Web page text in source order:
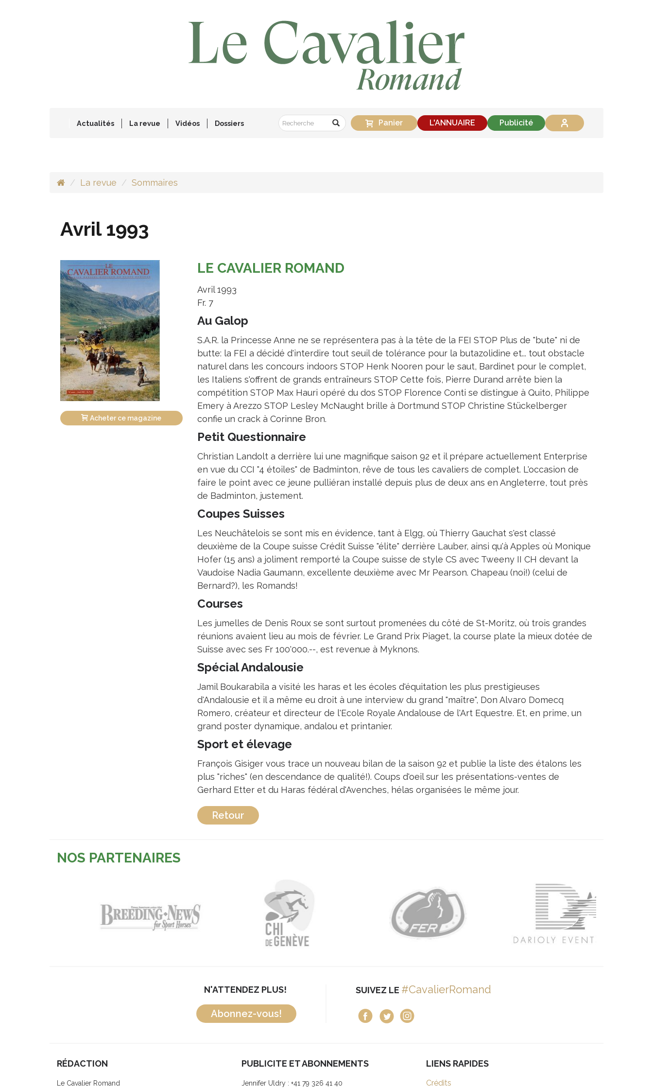
Actualités La revue Vidéos Dossiers Panier L'ANNUAIRE Publicité
La revue Sommaires
Avril 1993
Acheter ce magazine
LE CAVALIER ROMAND
Avril 1993
Fr. 7
Au Galop
S.A.R. la Princesse Anne ne se représentera pas à la tête de la FEI STOP Plus de "bute" ni de
butte: la FEI a décidé d'interdire tout seuil de tolérance pour la butazolidine et... tout obstacle
naturel dans les concours indoors STOP Henk Nooren pour le saut, Bardinet pour le complet,
les Italiens s'offrent de grands entraîneurs STOP Cette fois, Pierre Durand arrête bien la
compétition STOP Max Hauri opéré du dos STOP Florence Conti se distingue à Quito, Philippe
Emery à Arezzo STOP Lesley McNaught brille à Dortmund STOP Christine Stückelberger
confie un crack à Corinne Bron.
Petit Questionnaire
Christian Landolt a derrière lui une magnifique saison 92 et il prépare actuellement Enterprise
en vue du CCI "4 étoiles" de Badminton, rêve de tous les cavaliers de complet. L'occasion de
faire le point avec ce jeune pulliéran installé depuis plus de deux ans en Angleterre, tout près
de Badminton, justement.
Coupes Suisses
Les Neuchâtelois se sont mis en évidence, tant à Elgg, où Thierry Gauchat s'est classé
deuxième de la Coupe suisse Crédit Suisse "élite" derrière Lauber, ainsi qu'à Apples où Monique
Hofer (15 ans) a joliment remporté la Coupe suisse de style CS avec Tweeny II CH devant la
Vaudoise Nadia Gaumann, excellente deuxième avec Mr Pearson. Chapeau (noi!) (celui de
Bernard?), les Romands!
Courses
Les jumelles de Denis Roux se sont surtout promenées du côté de St-Moritz, où trois grandes
réunions avaient lieu au mois de février. Le Grand Prix Piaget, la course plate la mieux dotée de
Suisse avec ses Fr 100'000.--, est revenue à Myknons.
Spécial Andalousie
Jamil Boukarabila a visité les haras et les écoles d'équitation les plus prestigieuses
d'Andalousie et il a même eu droit à une interview du grand "maître", Don Alvaro Domecq
Romero, créateur et directeur de l'Ecole Royale Andalouse de l'Art Equestre. Et, en prime, un
grand poster dynamique, andalou et printanier.
Sport et élevage
François Gisiger vous trace un nouveau bilan de la saison 92 et publie la liste des étalons les
plus "riches" (en descendance de qualité!). Coups d'oeil sur les présentations-ventes de
Gerhard Etter et du Haras fédéral d'Avenches, hélas organisées le même jour.
Retour
NOS PARTENAIRES
N'ATTENDEZ PLUS!
Abonnez-vous!
SUIVEZ LE #CavalierRomand
RÉDACTION
Le Cavalier Romand
PUBLICITE ET ABONNEMENTS
Jennifer Uldry : +41 79 326 41 40
LIENS RAPIDES
Crédits